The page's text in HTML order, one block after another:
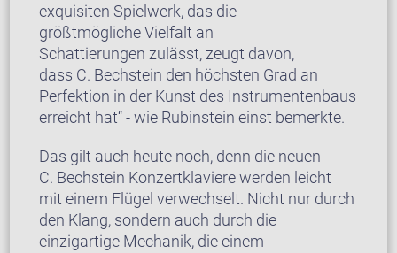
exquisiten Spielwerk, das die
größtmögliche Vielfalt an
Schattierungen zulässt, zeugt davon,
dass C. Bechstein den höchsten Grad an
Perfektion in der Kunst des Instrumentenbaus
erreicht hat“ - wie Rubinstein einst bemerkte.
Das gilt auch heute noch, denn die neuen
C. Bechstein Konzertklaviere werden leicht
mit einem Flügel verwechselt. Nicht nur durch
den Klang, sondern auch durch die
einzigartige Mechanik, die einem